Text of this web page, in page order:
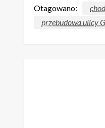
Otagowano:
przebudowa ulicy